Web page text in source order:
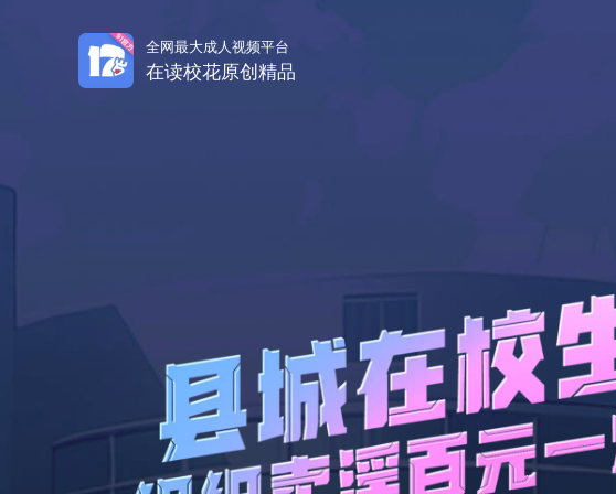
全网最大成人视频平台
在读校花原创精品